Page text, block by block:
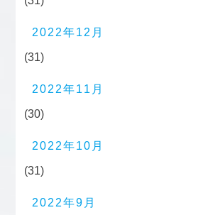
2022年12月
(31)
2022年11月
(30)
2022年10月
(31)
2022年9月